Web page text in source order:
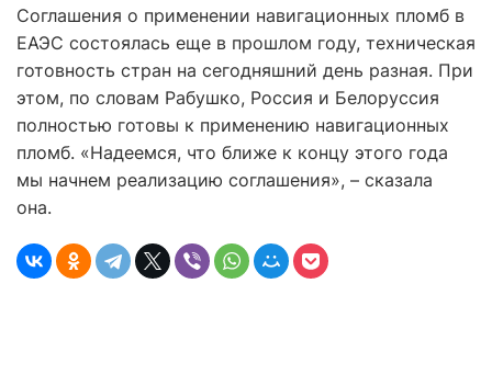
Соглашения о применении навигационных пломб в
ЕАЭС состоялась еще в прошлом году, техническая
готовность стран на сегодняшний день разная. При
этом, по словам Рабушко, Россия и Белоруссия
полностью готовы к применению навигационных
пломб. «Надеемся, что ближе к концу этого года
мы начнем реализацию соглашения», – сказала
она.